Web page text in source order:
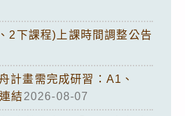
2下課程)上課時間調整公告
計畫需完成研習：A1、
結2026-08-07